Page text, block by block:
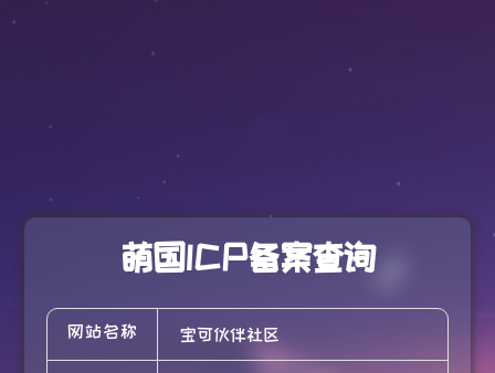
萌国ICP备案查询
网站名称 宝可伙伴社区